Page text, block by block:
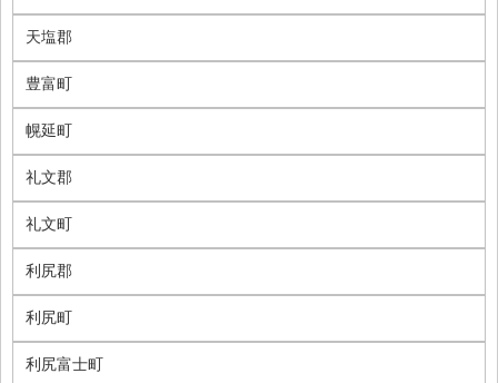
天塩郡
豊富町
幌延町
礼文郡
礼文町
利尻郡
利尻町
利尻富士町